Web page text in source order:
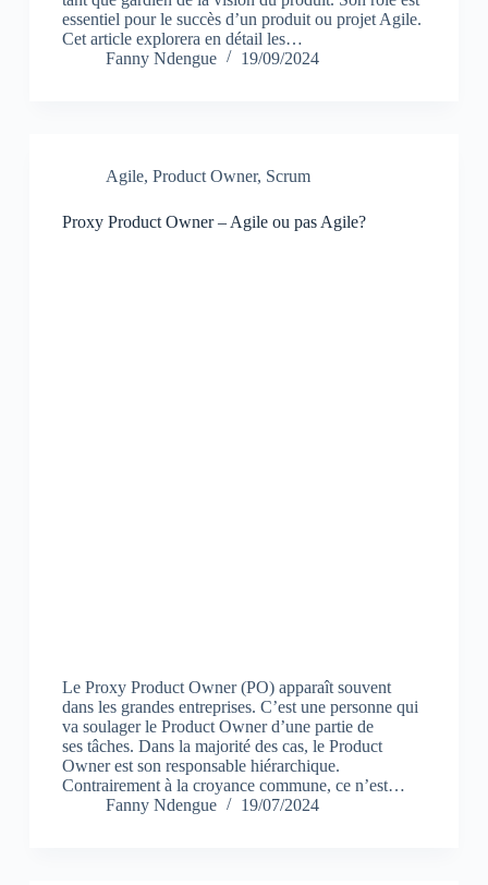
essentiel pour le succès d’un produit ou projet Agile.
Cet article explorera en détail les…
Fanny Ndengue
19/09/2024
Agile, Product Owner, Scrum
Proxy Product Owner – Agile ou pas Agile?
Le Proxy Product Owner (PO) apparaît souvent
dans les grandes entreprises. C’est une personne qui
va soulager le Product Owner d’une partie de
ses tâches. Dans la majorité des cas, le Product
Owner est son responsable hiérarchique.
Contrairement à la croyance commune, ce n’est…
Fanny Ndengue
19/07/2024